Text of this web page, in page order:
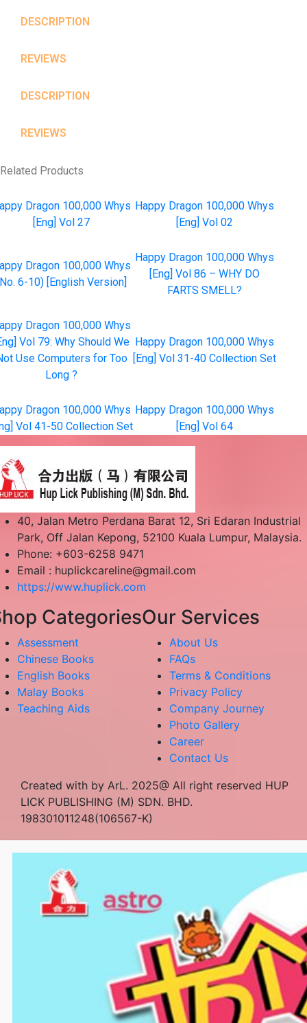
DESCRIPTION
REVIEWS
DESCRIPTION
REVIEWS
Related Products
Dragon 100,000 Whys
[Eng] Vol 27
Happy Dragon 100,000 Whys
[Eng] Vol 02
Dragon 100,000 Whys
6-10) [English Version]
Happy Dragon 100,000 Whys
[Eng] Vol 86 – WHY DO
FARTS SMELL?
Dragon 100,000 Whys
Vol 79: Why Should We
Use Computers for Too
Long ?
Happy Dragon 100,000 Whys
[Eng] Vol 31-40 Collection Set
Dragon 100,000 Whys
Vol 41-50 Collection Set
Happy Dragon 100,000 Whys
[Eng] Vol 64
40, Jalan Metro Perdana Barat 12, Sri Edaran Industrial
Park, Off Jalan Kepong, 52100 Kuala Lumpur, Malaysia.
Phone: +603-6258 9471
Email : huplickcareline@gmail.com
https://www.huplick.com
Categories
Assessment
Chinese Books
English Books
Malay Books
Teaching Aids
Our Services
About Us
FAQs
Terms & Conditions
Privacy Policy
Company Journey
Photo Gallery
Career
Contact Us
Created with by ArL. 2025@ All right reserved HUP
LICK PUBLISHING (M) SDN. BHD.
198301011248(106567-K)